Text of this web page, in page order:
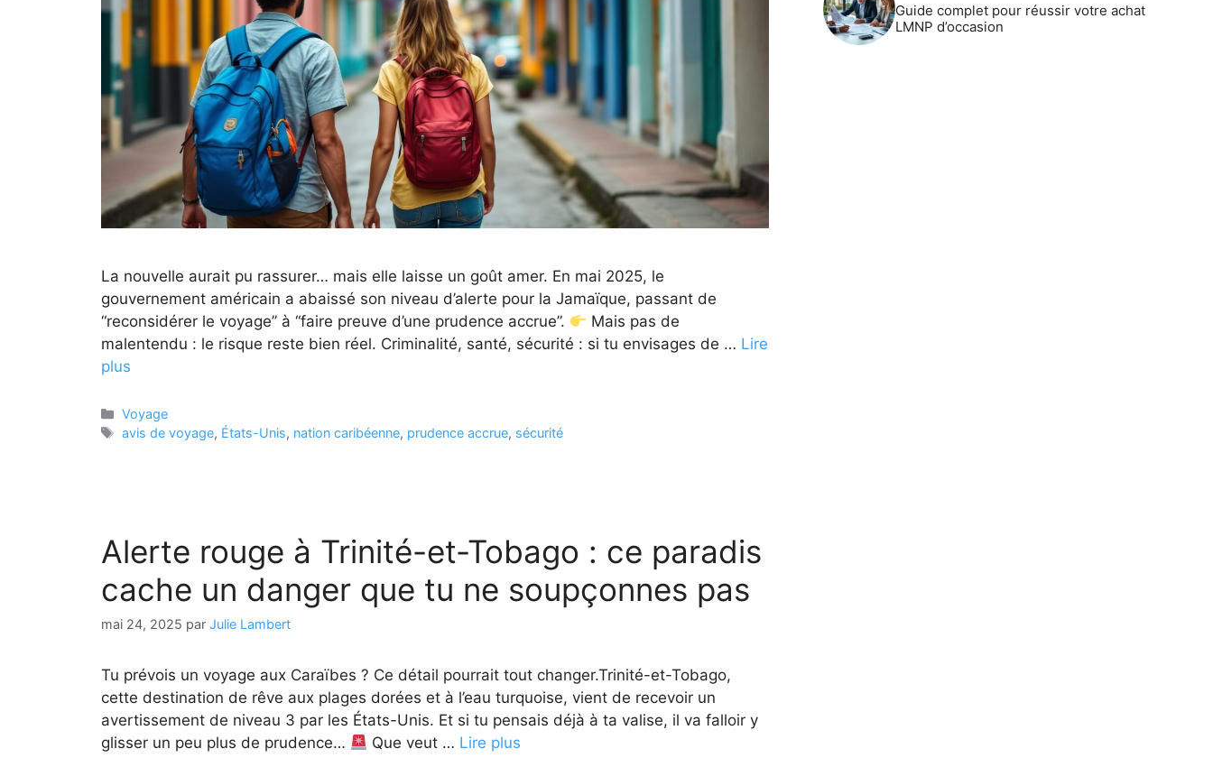
La nouvelle aurait pu rassurer… mais elle laisse un goût amer. En mai 2025, le
gouvernement américain a abaissé son niveau d’alerte pour la Jamaïque, passant de
“reconsidérer le voyage” à “faire preuve d’une prudence accrue”.
Mais pas de
malentendu : le risque reste bien réel. Criminalité, santé, sécurité : si tu envisages de … Lire
plus
Catégories
Voyage
Étiquettes
avis de voyage, États-Unis, nation caribéenne, prudence accrue, sécurité
Alerte rouge à Trinité-et-Tobago : ce paradis
cache un danger que tu ne soupçonnes pas
mai 24, 2025 par Julie Lambert
Tu prévois un voyage aux Caraïbes ? Ce détail pourrait tout changer.Trinité-et-Tobago,
cette destination de rêve aux plages dorées et à l’eau turquoise, vient de recevoir un
avertissement de niveau 3 par les États-Unis. Et si tu pensais déjà à ta valise, il va falloir y
glisser un peu plus de prudence…
Que veut … Lire plus
Guide complet pour réussir votre achat
LMNP d’occasion